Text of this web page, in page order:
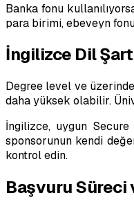
Banka fonu
para birimi, ebeveyn
İngilizce Dil
Degree level ve
daha yüksek olabilir.
İngilizce, uygun
sponsorunun kendi
kontrol edin.
Başvuru Süreci